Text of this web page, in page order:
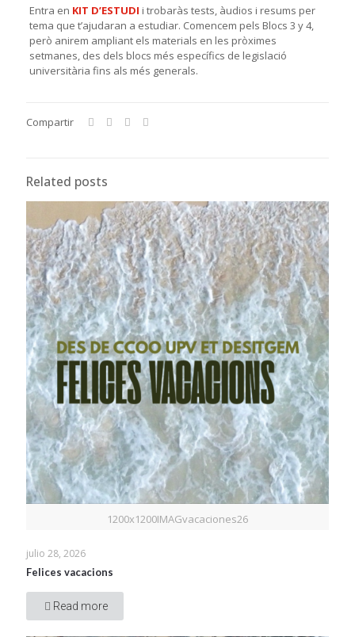
Entra en KIT D’ESTUDI i trobaràs tests, àudios i resums per
tema que t’ajudaran a estudiar. Comencem pels Blocs 3 y 4,
però anirem ampliant els materials en les pròximes
setmanes, des dels blocs més específics de legislació
universitària fins als més generals.
Compartir
Related posts
1200x1200IMAGvacaciones26
julio 28, 2026
Felices vacacions
Read more